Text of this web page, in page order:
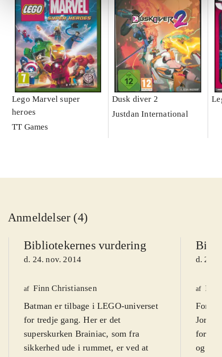
Lego Marvel super
heroes
TT Games
Dusk diver 2
Justdan International
Anmeldelser (4)
Bibliotekernes vurdering
d. 24. nov. 2014
af Finn Christiansen
Batman er tilbage i LEGO-universet
for tredje gang. Her er det
superskurken Brainiac, som fra
sikkerhed ude i rummet, er ved at
d. 24.
af
For at
og slå